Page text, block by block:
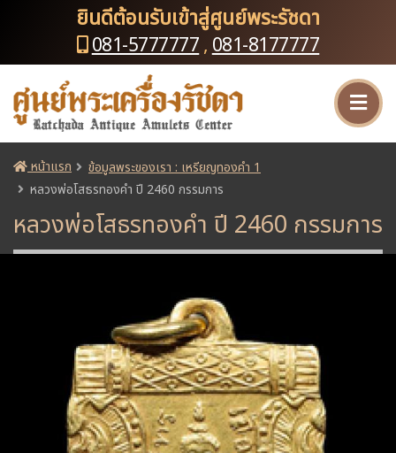
ยินดีต้อนรับเข้าสู่ศูนย์พระรัชดา
081-5777777, 081-8177777
หน้าแรก
ข้อมูลพระของเรา : เหรียญทองคำ 1
หลวงพ่อโสธรทองคำ ปี 2460 กรรมการ
หลวงพ่อโสธรทองคำ ปี 2460 กรรมการ